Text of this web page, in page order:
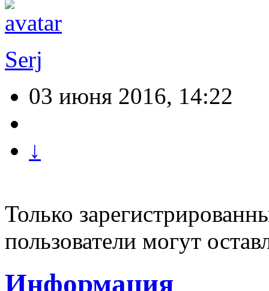
Serj
03 июня 2016, 14:22
↓
Только
пользователи могут
Информация